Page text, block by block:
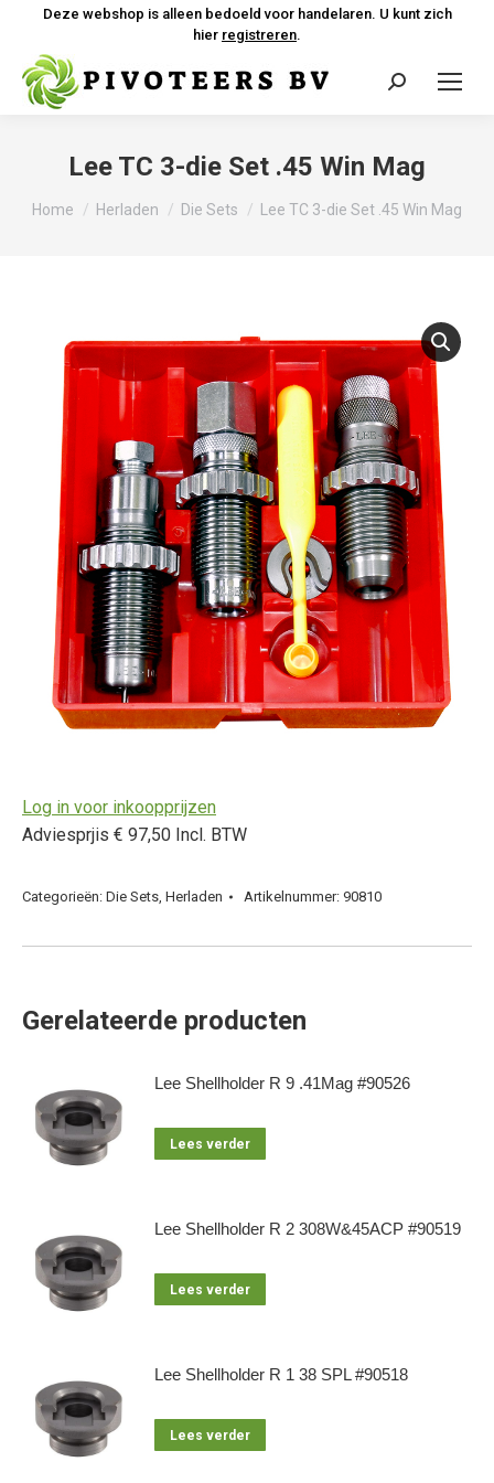
Deze webshop is alleen bedoeld voor handelaren. U kunt zich
hier registreren.
Zoeken:
Lee TC 3-die Set .45 Win Mag
Je bent hier:
Home Herladen Die Sets Lee TC 3-die Set .45 Win Mag
Log in voor inkoopprijzen
Adviesprjis € 97,50 Incl. BTW
Categorieën: Die Sets Herladen Artikelnummer: 90810
Gerelateerde producten
Lee Shellholder R 9 .41Mag #90526
Lees verder
Lee Shellholder R 2 308W&45ACP #90519
Lees verder
Lee Shellholder R 1 38 SPL #90518
Lees verder